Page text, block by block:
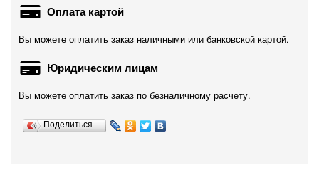
Оплата картой
Вы можете оплатить заказ наличными или банковской картой.
Юридическим лицам
Вы можете оплатить заказ по безналичному расчету.
Поделиться…